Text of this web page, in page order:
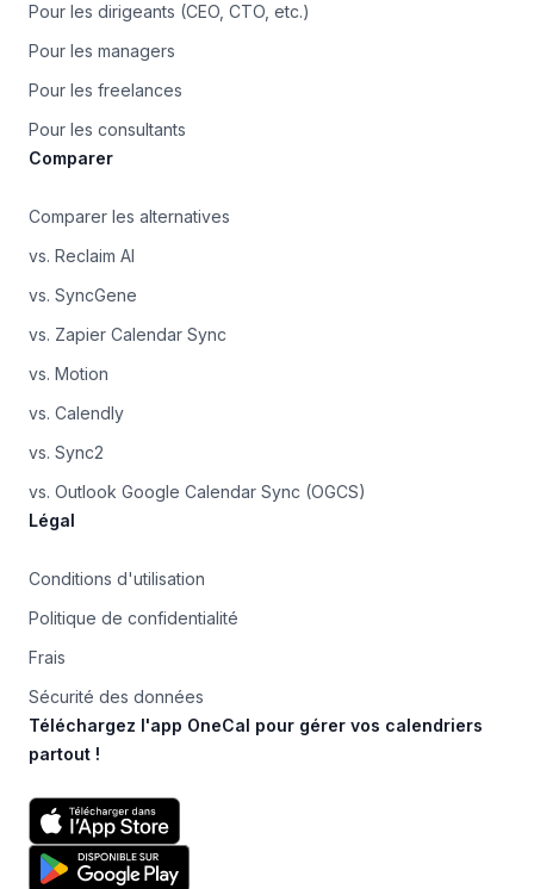
Pour les dirigeants (CEO, CTO, etc.)
Pour les managers
Pour les freelances
Pour les consultants
Comparer
Comparer les alternatives
vs. Reclaim AI
vs. SyncGene
vs. Zapier Calendar Sync
vs. Motion
vs. Calendly
vs. Sync2
vs. Outlook Google Calendar Sync (OGCS)
Légal
Conditions d'utilisation
Politique de confidentialité
Frais
Sécurité des données
Téléchargez l'app OneCal pour gérer vos calendriers
partout !